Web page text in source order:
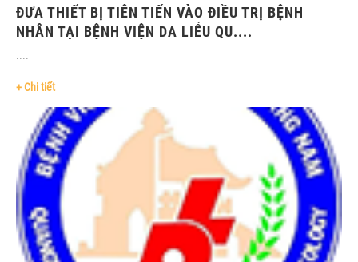
ĐƯA THIẾT BỊ TIÊN TIẾN VÀO ĐIỀU TRỊ BỆNH
NHÂN TẠI BỆNH VIỆN DA LIỄU QU....
....
+ Chi tiết